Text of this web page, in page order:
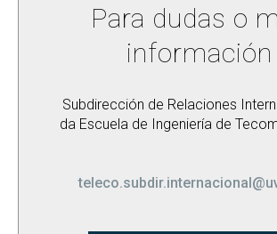
Para dudas o
información
Subdirección de Relaciones
da Escuela de Ingeniería de